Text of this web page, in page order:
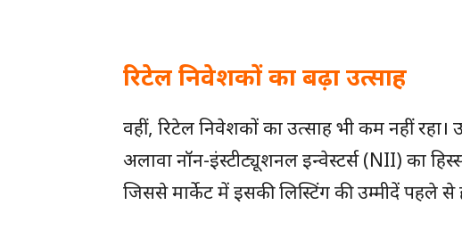
रिटेल निवेशकों का बढ़ा उत्साह
वहीं, रिटेल निवेशकों का उत्साह भी कम नहीं
अलावा नॉन-इंस्टीट्यूशनल इन्वेस्टर्स (NII) का
जिससे मार्केट में इसकी लिस्टिंग की उम्मीदें पहले से